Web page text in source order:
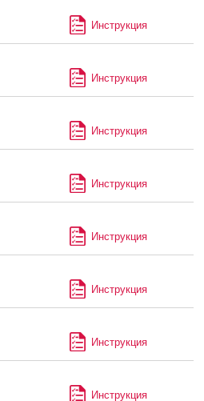
Инструкция
Инструкция
Инструкция
Инструкция
Инструкция
Инструкция
Инструкция
Инструкция